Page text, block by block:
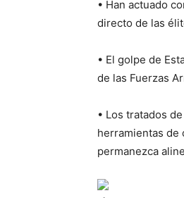
• Han actuado
directo de las
• El golpe de
de las Fuerzas
• Los tratados
herramientas de
permanezca